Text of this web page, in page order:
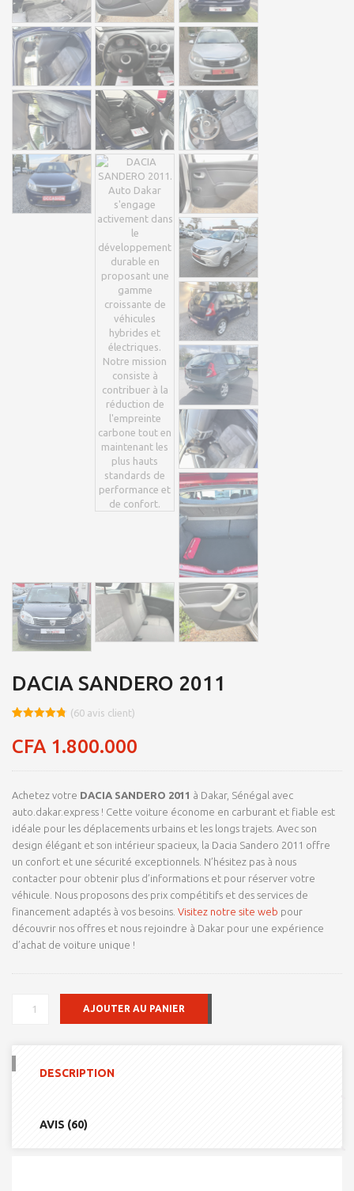
DACIA SANDERO 2011
sur 5
basé sur
client
(60 avis client)
CFA 1.800.000
Achetez votre DACIA SANDERO 2011 à Dakar, Sénégal avec
auto.dakar.express ! Cette voiture économe en carburant et fiable est
idéale pour les déplacements urbains et les longs trajets. Avec son
design élégant et son intérieur spacieux, la Dacia Sandero 2011 offre
un confort et une sécurité exceptionnels. N’hésitez pas à nous
contacter pour obtenir plus d’informations et pour réserver votre
véhicule. Nous proposons des prix compétitifs et des services de
financement adaptés à vos besoins. Visitez notre site web pour
découvrir nos offres et nous rejoindre à Dakar pour une expérience
d’achat de voiture unique !
QUANTITÉ
AJOUTER AU PANIER
DESCRIPTION
AVIS (60)